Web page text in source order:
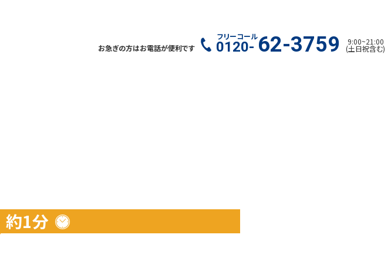
お急ぎの方はお電話が便利です
フリーコール
0120- 62-3759 9:00~21:00
(土日祝含む)
約1分